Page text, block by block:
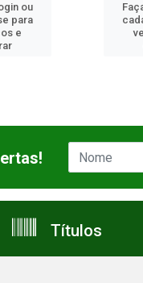
Faça seu login ou
cadastre-se para
Títulos